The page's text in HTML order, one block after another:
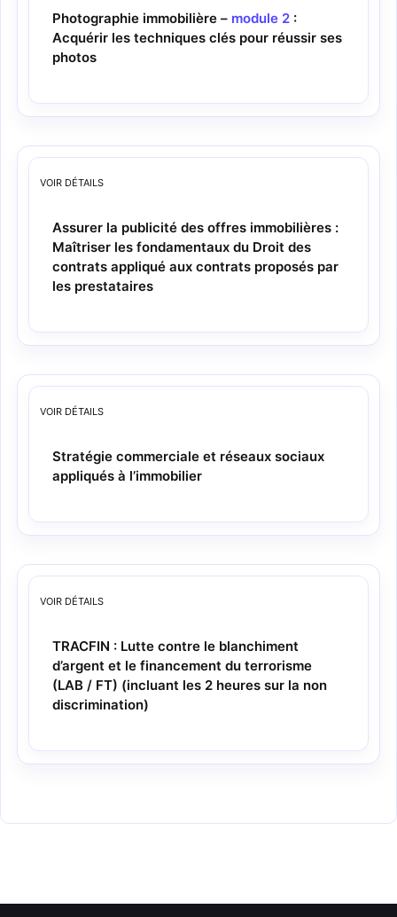
Photographie immobilière – module 2 :
Acquérir les techniques clés pour réussir ses
photos
VOIR DÉTAILS
Assurer la publicité des offres immobilières :
Maîtriser les fondamentaux du Droit des
contrats appliqué aux contrats proposés par
les prestataires
VOIR DÉTAILS
Stratégie commerciale et réseaux sociaux
appliqués à l’immobilier
VOIR DÉTAILS
TRACFIN : Lutte contre le blanchiment
d’argent et le financement du terrorisme
(LAB / FT) (incluant les 2 heures sur la non
discrimination)